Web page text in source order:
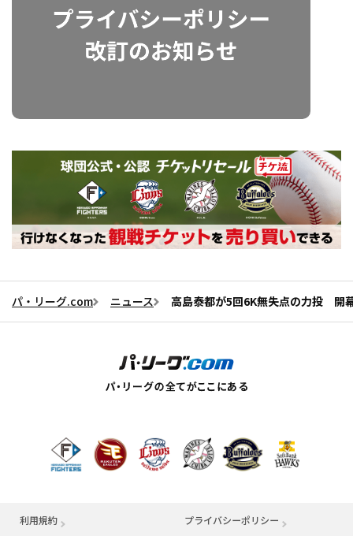
パ・リーグ.com ニュース 高島泰都が5回6K無失点の力投 開
利用規約 プライバシーポリシー